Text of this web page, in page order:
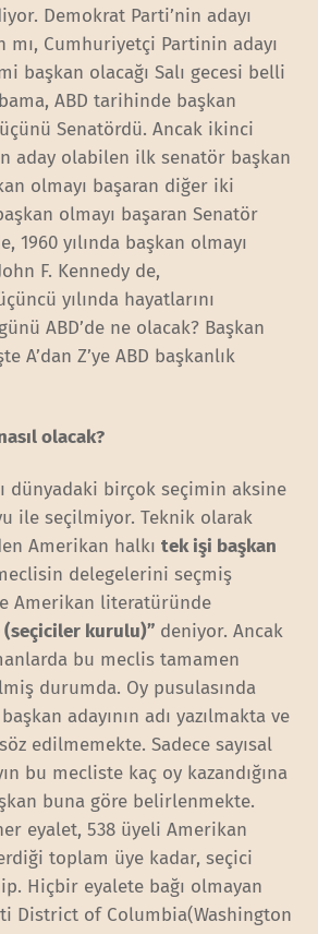
Demokrat Parti’nin adayı
mı, Cumhuriyetçi Partinin adayı
başkan olacağı Salı gecesi belli
ABD tarihinde başkan
Senatördü. Ancak ikinci
aday olabilen ilk senatör başkan
olmayı başaran diğer iki
olmayı başaran Senatör
1960 yılında başkan olmayı
F. Kennedy de,
yılında hayatlarını
ABD’de ne olacak? Başkan
A’dan Z’ye ABD başkanlık
olacak?
dünyadaki birçok seçimin aksine
ile seçilmiyor. Teknik olarak
Amerikan halkıtek işi başkan
delegelerini seçmiş
Amerikan literatüründe
kurulu)” deniyor. Ancak
bu meclis tamamen
durumda. Oy pusulasında
adayının adı yazılmakta ve
edilmemekte. Sadece sayısal
bu mecliste kaç oy kazandığına
buna göre belirlenmekte.
eyalet, 538 üyeli Amerikan
toplam üye kadar, seçici
Hiçbir eyalete bağı olmayan
District of Columbia(Washington